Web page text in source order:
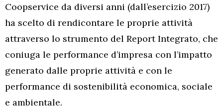
Coopservice da diversi anni (dall’esercizio 2017)
ha scelto di rendicontare le proprie attività
attraverso lo strumento del Report Integrato, che
coniuga le performance d’impresa con l’impatto
generato dalle proprie attività e con le
performance di sostenibilità economica, sociale
e ambientale.